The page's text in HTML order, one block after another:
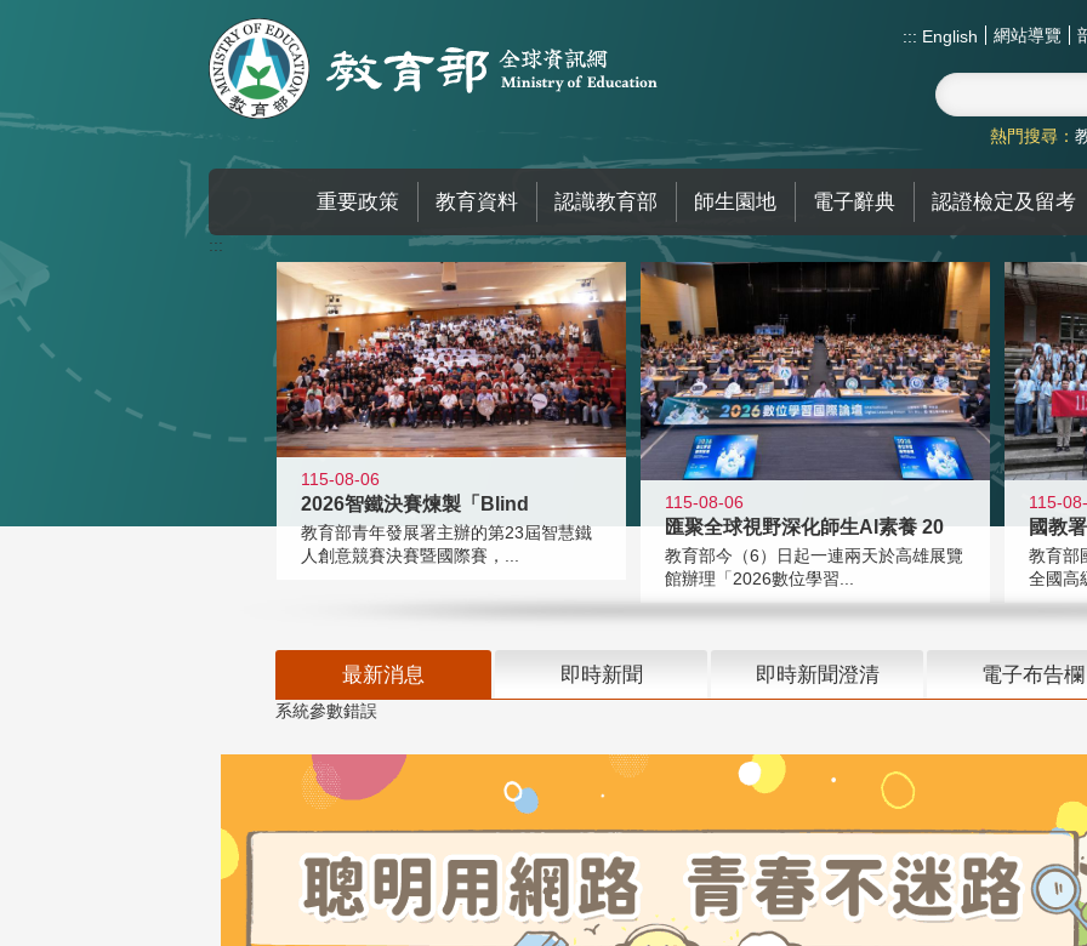
::: English 網站導覽
熱門搜尋：
重要政策 教育資料 認識教育部 師生園地 電子辭典 認證檢定及留考
:::
115-08-06
2026智鐵決賽煉製「Blind
教育部青年發展署主辦的第23屆智慧鐵
人創意競賽決賽暨國際賽，...
115-08-06
匯聚全球視野深化師生AI素養 20
教育部今（6）日起一連兩天於高雄展覽
館辦理「2026數位學習...
115-
教育部
全國高
最新消息 即時新聞 即時新聞澄清 電子布告欄
系統參數錯誤